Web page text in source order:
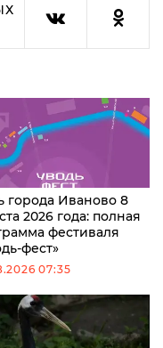
города Иваново 8
2026 года: полная
фестиваля
фест»
07:35